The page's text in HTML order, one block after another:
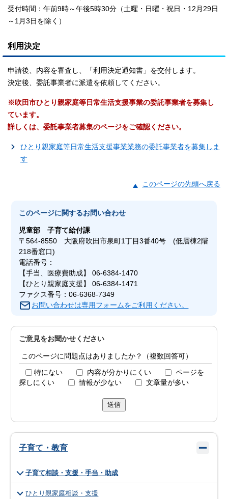
受付時間：午前9時～午後5時30分（土曜・日曜・祝日・12月29日
～1月3日を除く）
利用決定
申請後、内容を審査し、「利用決定通知書」を交付します。
決定後、委託事業者に派遣を依頼してください。
※吹田市ひとり親家庭等日常生活支援事業の委託事業者を募集し
ています。
詳しくは、委託事業者募集のページをご確認ください。
ひとり親家庭等日常生活支援事業業務の委託事業者を募集しま
す
このページの先頭へ戻る
このページに関するお問い合わせ
児童部子育て給付課
〒564-8550 大阪府吹田市泉町1丁目3番40号 (低層棟2階
218番窓口)
電話番号：
【手当、医療費助成】 06-6384-1470
【ひとり親家庭支援】 06-6384-1471
ファクス番号：06-6368-7349
お問い合わせは専用フォームをご利用ください。
ご意見をお聞かせください
このページに問題点はありましたか？（複数回答可）
特にない 内容が分かりにくい
ページを
探しにくい
情報が少ない 文章量が多い
送信
子育て・教育
子育て相談・支援・手当・助成
ひとり親家庭相談・支援